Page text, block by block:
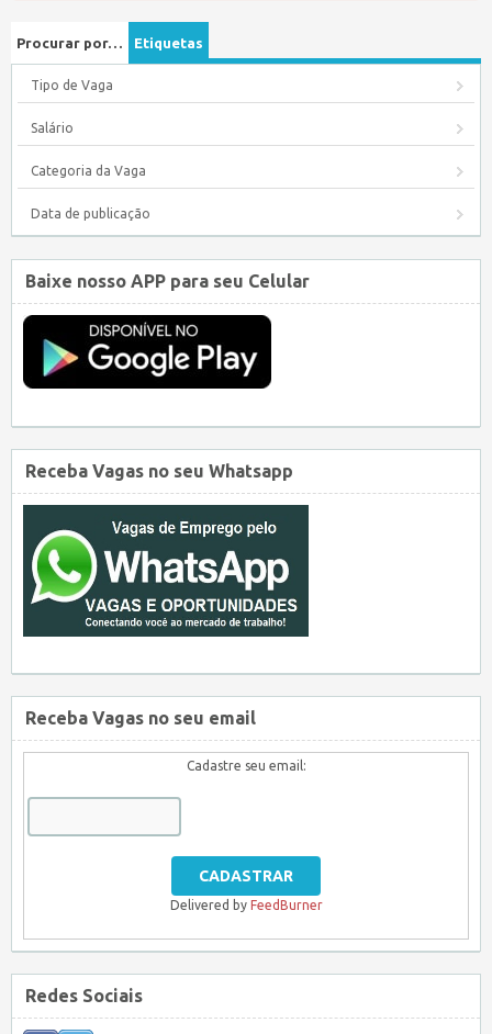
Procurar por… Etiquetas
Tipo de Vaga
Salário
Categoria da Vaga
Data de publicação
Baixe nosso APP para seu Celular
Receba Vagas no seu Whatsapp
Receba Vagas no seu email
Cadastre seu email:
Delivered by FeedBurner
Redes Sociais